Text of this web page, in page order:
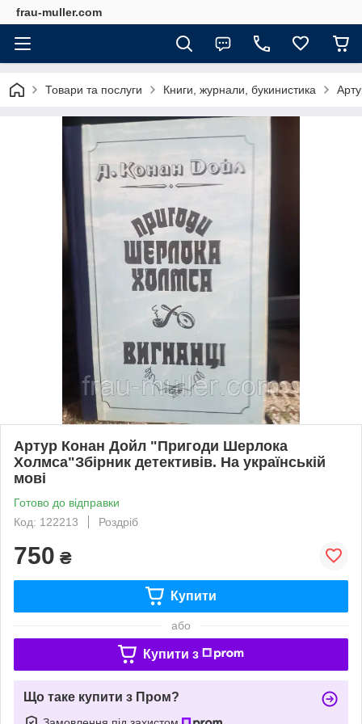
frau-muller.com
Товари та послуги Книги, журнали, букинистика
Артур Конан Дойл "Пригоди Шерлока
Холмса"Збірник детективів. На українській
мові
Готово до відправки
Код: 122213
Роздріб
750 ₴
Купити
або
Купити з
Що таке купити з Пром?